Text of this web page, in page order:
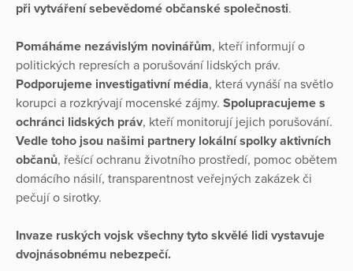
při vytváření sebevědomé občanské společnosti.
Pomáháme nezávislým novinářům, kteří informují o
politických represích a porušování lidských práv.
Podporujeme investigativní média, která vynáší na světlo
korupci a rozkrývají mocenské zájmy. Spolupracujeme s
ochránci lidských práv, kteří monitorují jejich porušování.
Vedle toho jsou našimi partnery lokální spolky aktivních
občanů, řešící ochranu životního prostředí, pomoc obětem
domácího násilí, transparentnost veřejných zakázek či
pečují o sirotky.
Invaze ruských vojsk všechny tyto skvělé lidi vystavuje
dvojnásobnému nebezpečí.